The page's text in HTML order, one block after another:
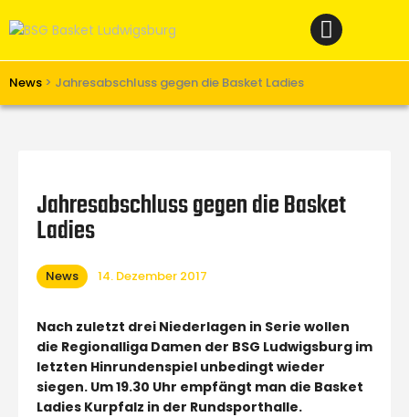
News > Jahresabschluss gegen die Basket Ladies
Verein
Unterstützen
Jahresabschluss gegen die Basket
Ladies
News 14. Dezember 2017
Nach zuletzt drei Niederlagen in Serie wollen
die Regionalliga Damen der BSG Ludwigsburg im
letzten Hinrundenspiel unbedingt wieder
siegen. Um 19.30 Uhr empfängt man die Basket
Ladies Kurpfalz in der Rundsporthalle.